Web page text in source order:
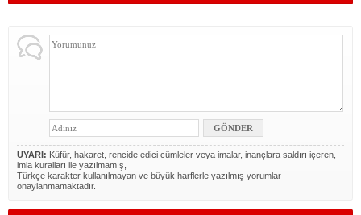
UYARI: Küfür, hakaret, rencide edici cümleler veya imalar, inançlara saldırı içeren,
imla kuralları ile yazılmamış,
Türkçe karakter kullanılmayan ve büyük harflerle yazılmış yorumlar
onaylanmamaktadır.